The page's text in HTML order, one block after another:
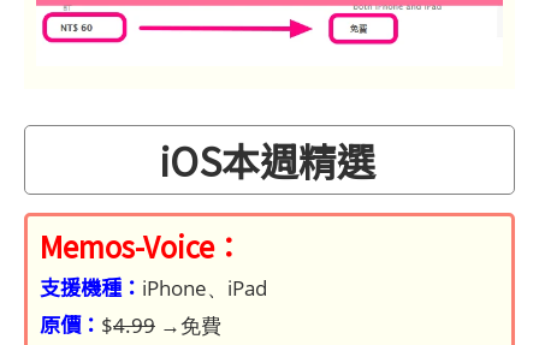
iOS本週精選
Memos-Voice：
支援機種： iPhone、iPad
原價： $4.99 →免費